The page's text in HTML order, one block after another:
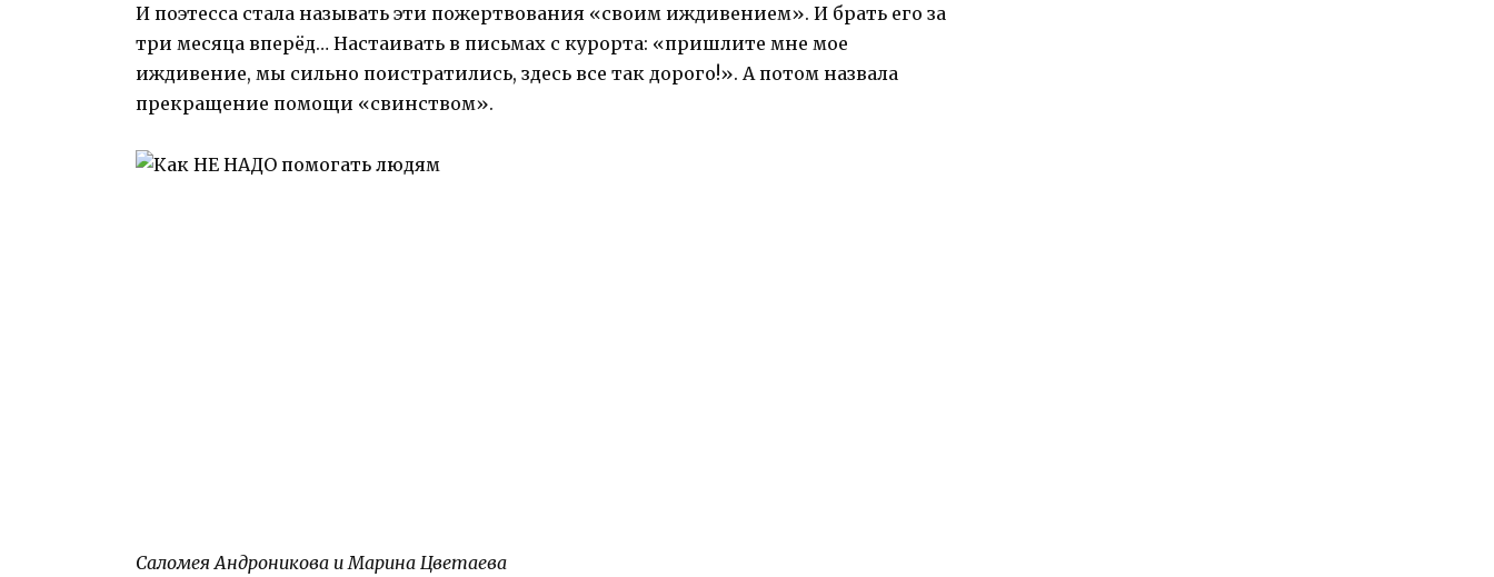
И поэтесса стала называть эти пожертвования «своим иждивением». И брать его за
три месяца вперёд… Настаивать в письмах с курорта: «пришлите мне мое
иждивение, мы сильно поистратились, здесь все так дорого!». А потом назвала
прекращение помощи «свинством».
Саломея Андроникова и Марина Цветаева